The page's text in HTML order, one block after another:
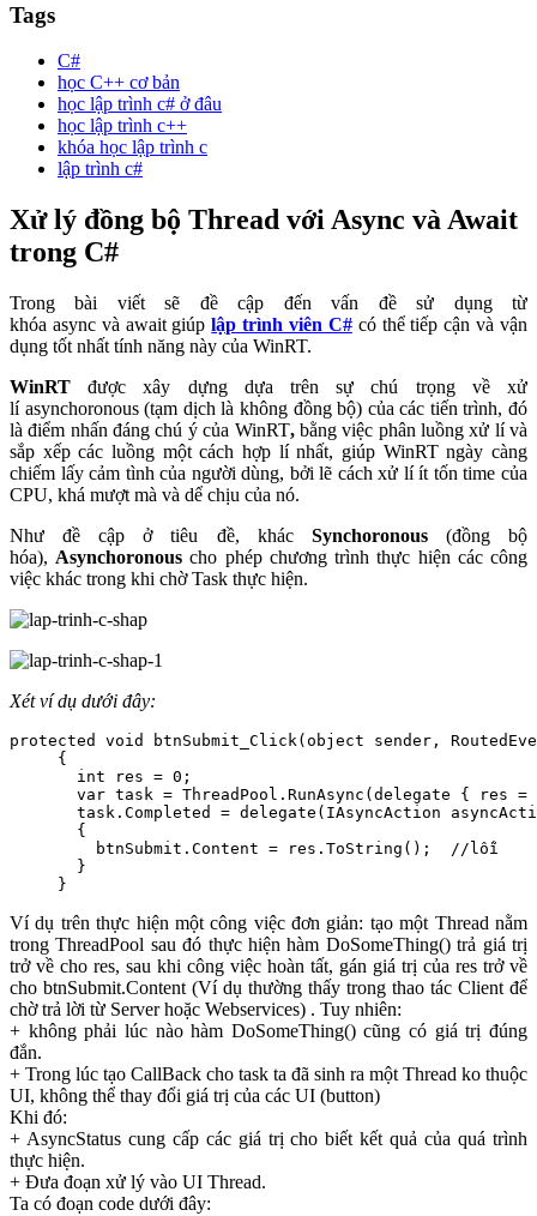
Tags
C#
học C++ cơ bản
học lập trình c# ở đâu
học lập trình c++
khóa học lập trình c
lập trình c#
Xử lý đồng bộ Thread với Async và Await
trong C#
Trong bài viết sẽ đề cập đến vấn đề sử dụng từ
khóa async và await giúplập trình viên C#có thể tiếp cận và vận
dụng tốt nhất tính năng này của WinRT.
WinRT được xây dựng dựa trên sự chú trọng về xử
lí asynchoronous (tạm dịch là không đồng bộ) của các tiến trình, đó
là điểm nhấn đáng chú ý của WinRT,bằng việc phân luồng xử lí và
sắp xếp các luồng một cách hợp lí nhất, giúp WinRT ngày càng
chiếm lấy cảm tình của người dùng, bởi lẽ cách xử lí ít tốn time của
CPU, khá mượt mà và dể chịu của nó.
Như đề cập ở tiêu đề, khác Synchoronous(đồng bộ
hóa), Asynchoronous cho phép chương trình thực hiện các công
việc khác trong khi chờ Task thực hiện.
Xét ví dụ dưới đây:
protected void btnSubmit_Click(object sender,
     {
       int res = 0;
var task = ThreadPool.RunAsync(delegate { res
task.Completed = delegate(IAsyncAction
       {
         btnSubmit.Content = res.ToString();  //lỗi
       }
     }
Ví dụ trên thực hiện một công việc đơn giản: tạo một Thread nằm
trong ThreadPool sau đó thực hiện hàm DoSomeThing() trả giá trị
trở về cho res, sau khi công việc hoàn tất, gán giá trị của res trở về
cho btnSubmit.Content (Ví dụ thường thấy trong thao tác Client để
chờ trả lời từ Server hoặc Webservices) . Tuy nhiên:
+ không phải lúc nào hàm DoSomeThing() cũng có giá trị đúng
đắn.
+ Trong lúc tạo CallBack cho task ta đã sinh ra một Thread ko thuộc
UI, không thể thay đổi giá trị của các UI (button)
Khi đó:
+ AsyncStatus cung cấp các giá trị cho biết kết quả của quá trình
thực hiện.
+ Đưa đoạn xử lý vào UI Thread.
Ta có đoạn code dưới đây: